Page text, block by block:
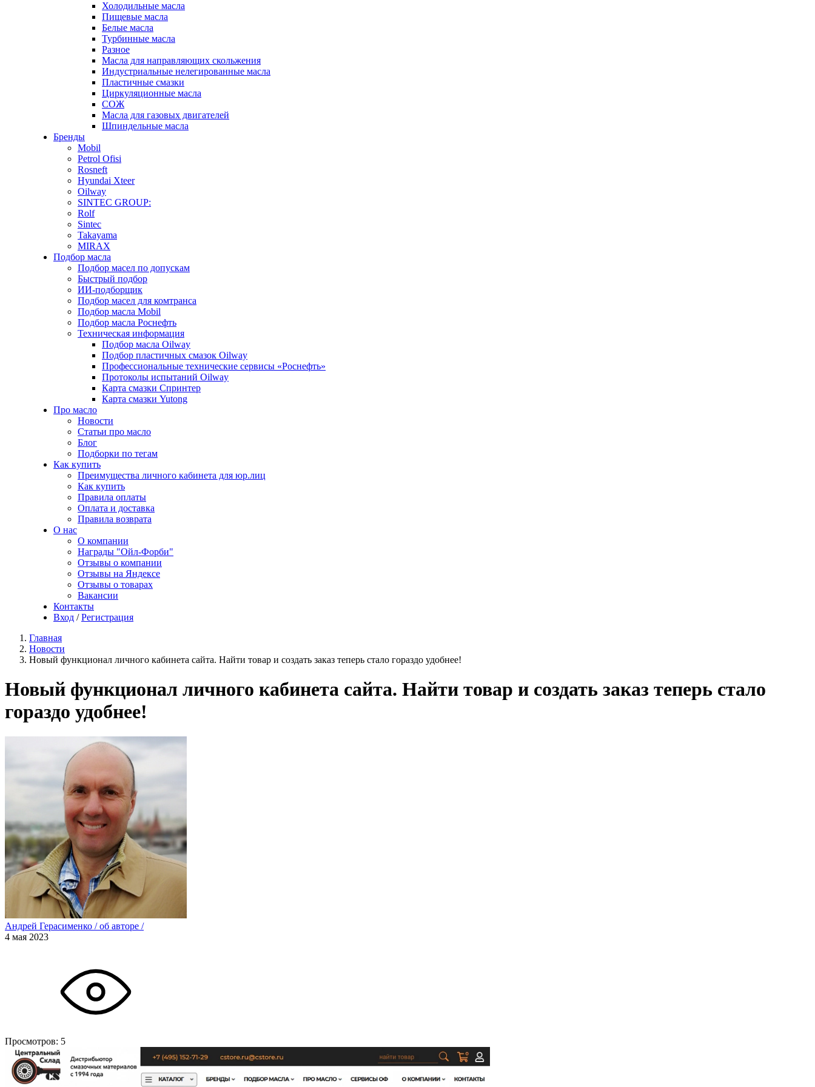
Холодильные масла
Пищевые масла
Белые масла
Турбинные масла
Разное
Масла для направляющих скольжения
Индустриальные нелегированные масла
Пластичные смазки
Циркуляционные масла
СОЖ
Масла для газовых двигателей
Шпиндельные масла
Бренды
Mobil
Petrol Ofisi
Rosneft
Hyundai Xteer
Oilway
SINTEC GROUP:
Rolf
Sintec
Takayama
MIRAX
Подбор масла
Подбор масел по допускам
Быстрый подбор
ИИ-подборщик
Подбор масел для комтранса
Подбор масла Mobil
Подбор масла Роснефть
Техническая информация
Подбор масла Oilway
Подбор пластичных смазок Oilway
Профессиональные технические сервисы «Роснефть»
Протоколы испытаний Oilway
Карта смазки Спринтер
Карта смазки Yutong
Про масло
Новости
Статьи про масло
Блог
Подборки по тегам
Как купить
Преимущества личного кабинета для юр.лиц
Как купить
Правила оплаты
Оплата и доставка
Правила возврата
О нас
О компании
Награды "Ойл-Форби"
Отзывы о компании
Отзывы на Яндексе
Отзывы о товарах
Вакансии
Контакты
Вход / Регистрация
Главная
Новости
Новый функционал личного кабинета сайта. Найти товар и создать заказ теперь стало гораздо удобнее!
Новый функционал личного кабинета сайта. Найти товар и создать заказ теперь стало
гораздо удобнее!
Андрей Герасименко /об авторе /
4 мая 2023
Просмотров: 5